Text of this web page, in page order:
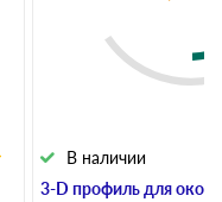
3-D профиль для окон.
В наличии